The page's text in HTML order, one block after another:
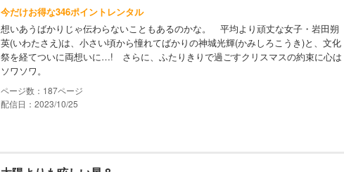
今だけお得な346ポイントレンタル
想いあうばかりじゃ伝わらないこともあるのかな。 平均より頑丈な女子・岩田朔
英(いわたさえ)は、小さい頃から憧れてばかりの神城光輝(かみしろこうき)と、文化
祭を経てついに両想いに…! さらに、ふたりきりで過ごすクリスマスの約束に心は
ソワソワ。
187
配信日：2023/10/25